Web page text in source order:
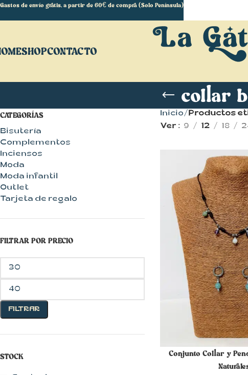
SHOPCONTACTO
collar
CATEGORÍAS
Bisutería
Complementos
Inciensos
Moda
Moda infantil
Outlet
Tarjeta de regalo
FILTRAR POR PRECIO
FILTRAR
STOCK
Inicio
Productos
Ver
9 12 18
AÑADIR AL CARRITO
Conjunto Collar y
Gastos de envío gratis, a partir de 60€ de compra (Solo Península)